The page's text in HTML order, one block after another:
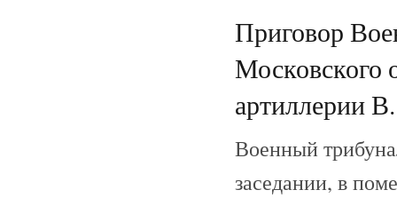
Приговор
Московского
артиллерии
Военный
заседании, в